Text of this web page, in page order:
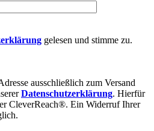
gelesen und stimme zu.
ausschließlich zum Versand
Datenschutzerklärung. Hierfür
CleverReach®. Ein Widerruf Ihrer